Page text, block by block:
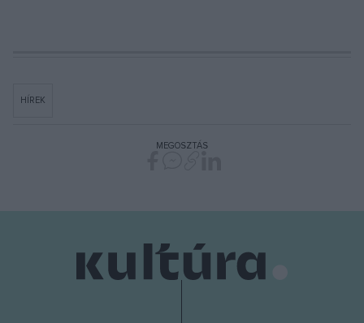
HÍREK
MEGOSZTÁS